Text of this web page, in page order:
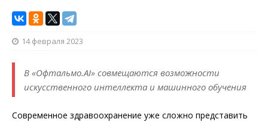
14 февраля 2023
В «Офтальмо.AI» совмещаются возможности
искусственного интеллекта и машинного обучения
Современное здравоохранение уже сложно представить